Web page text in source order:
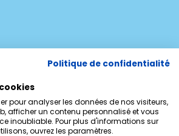
Politique de confidentialité
pour analyser les données de nos visiteurs,
afficher un contenu personnalisé et vous
inoubliable. Pour plus d'informations sur
ouvrez les paramètres.